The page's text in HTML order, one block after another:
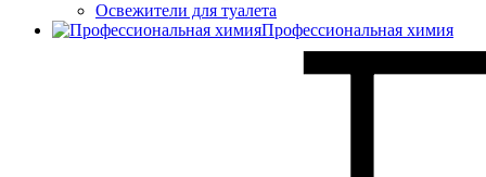
Освежители для туалета
Профессиональная химия